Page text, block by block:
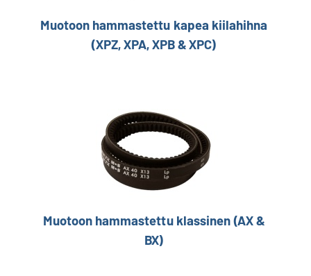
Muotoon hammastettu kapea kiilahihna
(XPZ, XPA, XPB & XPC)
Muotoon hammastettu klassinen (AX &
BX)